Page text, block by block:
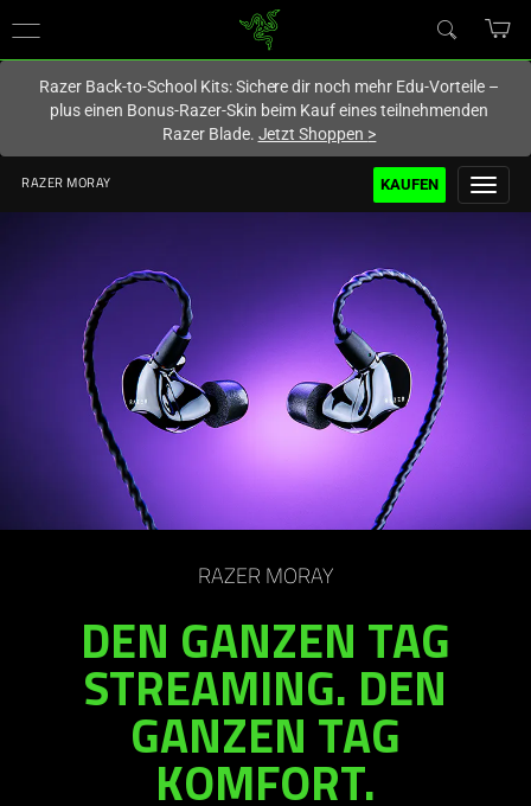
Du befindest dich aktuell auf der Website von
Razer Back-to-School Kits: Sichere dir noch mehr Edu-Vorteile –
plus einen Bonus-Razer-Skin beim Kauf eines teilnehmenden
Razer Blade. Jetzt Shoppen >
RAZER MORAY KAUFEN
RAZER MORAY
DEN GANZEN TAG
STREAMING. DEN
GANZEN TAG
KOMFORT.